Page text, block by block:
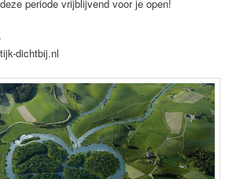
periode vrijblijvend voor je open!
dichtbij.nl